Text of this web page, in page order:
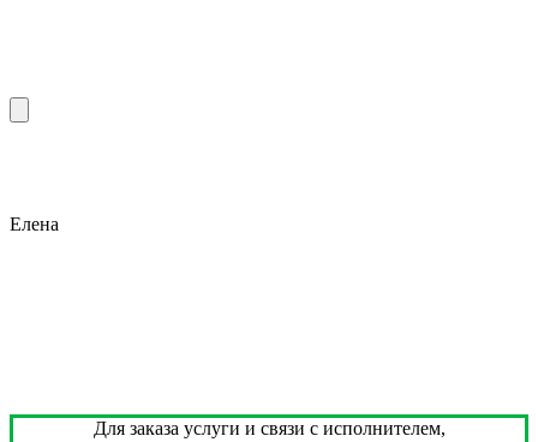
Елена
Для заказа услуги и связи с исполнителем,